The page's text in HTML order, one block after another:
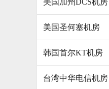
美国加州DCS机房
美国圣何塞机房
韩国首尔KT机房
台湾中华电信机房